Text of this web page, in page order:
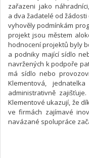
zařazeni jako
a dva žadatelé od
vyhověly podmínkám
projekt jsou městem
hodnocení projektů byly
a podniky mající sídlo
navržených k podpoře
má sídlo nebo
Klementová,
administrativně
Klementové ukazují, že
ve firmách zajímavé
navázané spolupráce